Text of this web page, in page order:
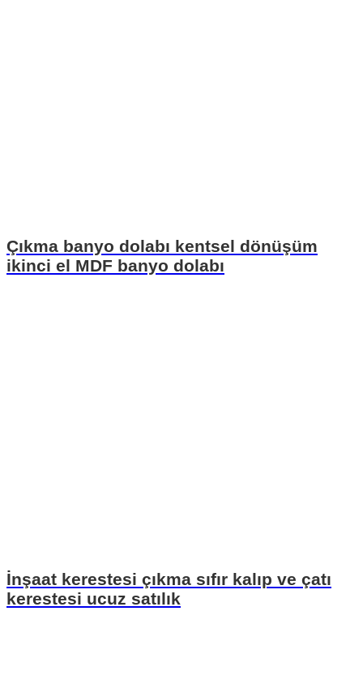
Çıkma banyo dolabı kentsel dönüşüm
ikinci el MDF banyo dolabı
İnşaat kerestesi çıkma sıfır kalıp ve çatı
kerestesi ucuz satılık